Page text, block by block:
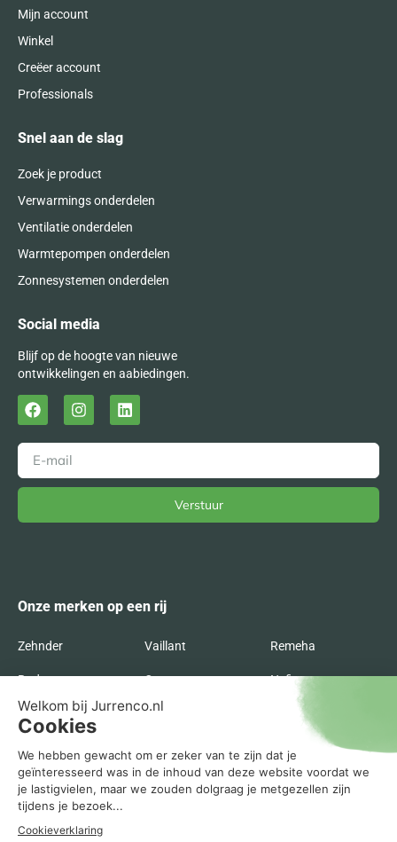
Mijn account
Winkel
Creëer account
Professionals
Snel aan de slag
Zoek je product
Verwarmings onderdelen
Ventilatie onderdelen
Warmtepompen onderdelen
Zonnesystemen onderdelen
Social media
Blijf op de hoogte van nieuwe
ontwikkelingen en aabiedingen.
Verstuur
Onze merken op een rij
Zehnder Vaillant Remeha
Radson Orcon Nefit
Itho Daalderop Inventum Intergas
Bosch AWB ATAG
Agpo Ferroli